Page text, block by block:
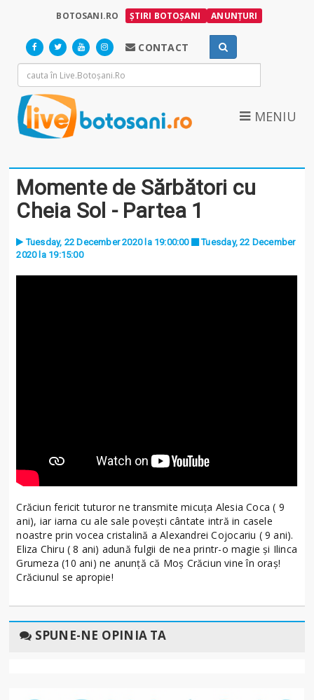
BOTOSANI.RO ȘTIRI BOTOȘANI ANUNȚURI
CONTACT
MENIU
Momente de Sărbători cu
Cheia Sol - Partea 1
Tuesday, 22 December 2020 la 19:00:00
Tuesday, 22 December
2020 la 19:15:00
Crăciun fericit tuturor ne transmite micuța Alesia Coca ( 9
ani), iar iarna cu ale sale povești cântate intră in casele
noastre prin vocea cristalină a Alexandrei Cojocariu ( 9 ani).
Eliza Chiru ( 8 ani) adună fulgii de nea printr-o magie și Ilinca
Grumeza (10 ani) ne anunță că Moș Crăciun vine în oraș!
Crăciunul se apropie!
SPUNE-NE OPINIA TA